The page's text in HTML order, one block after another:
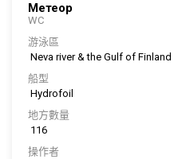
Метеор
WC
游泳區
Neva river & the Gulf of Finland
船型
Hydrofoil
地方數量
116
操作者